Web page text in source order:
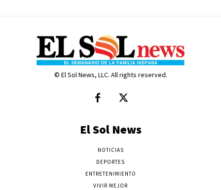
© El Sol News, LLC. All rights reserved.
El Sol News
NOTICIAS
DEPORTES
ENTRETENIMIENTO
VIVIR MEJOR